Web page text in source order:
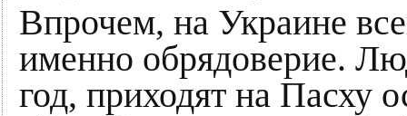
Впрочем, на Украине
именно обрядоверие.
год, приходят на Пасху